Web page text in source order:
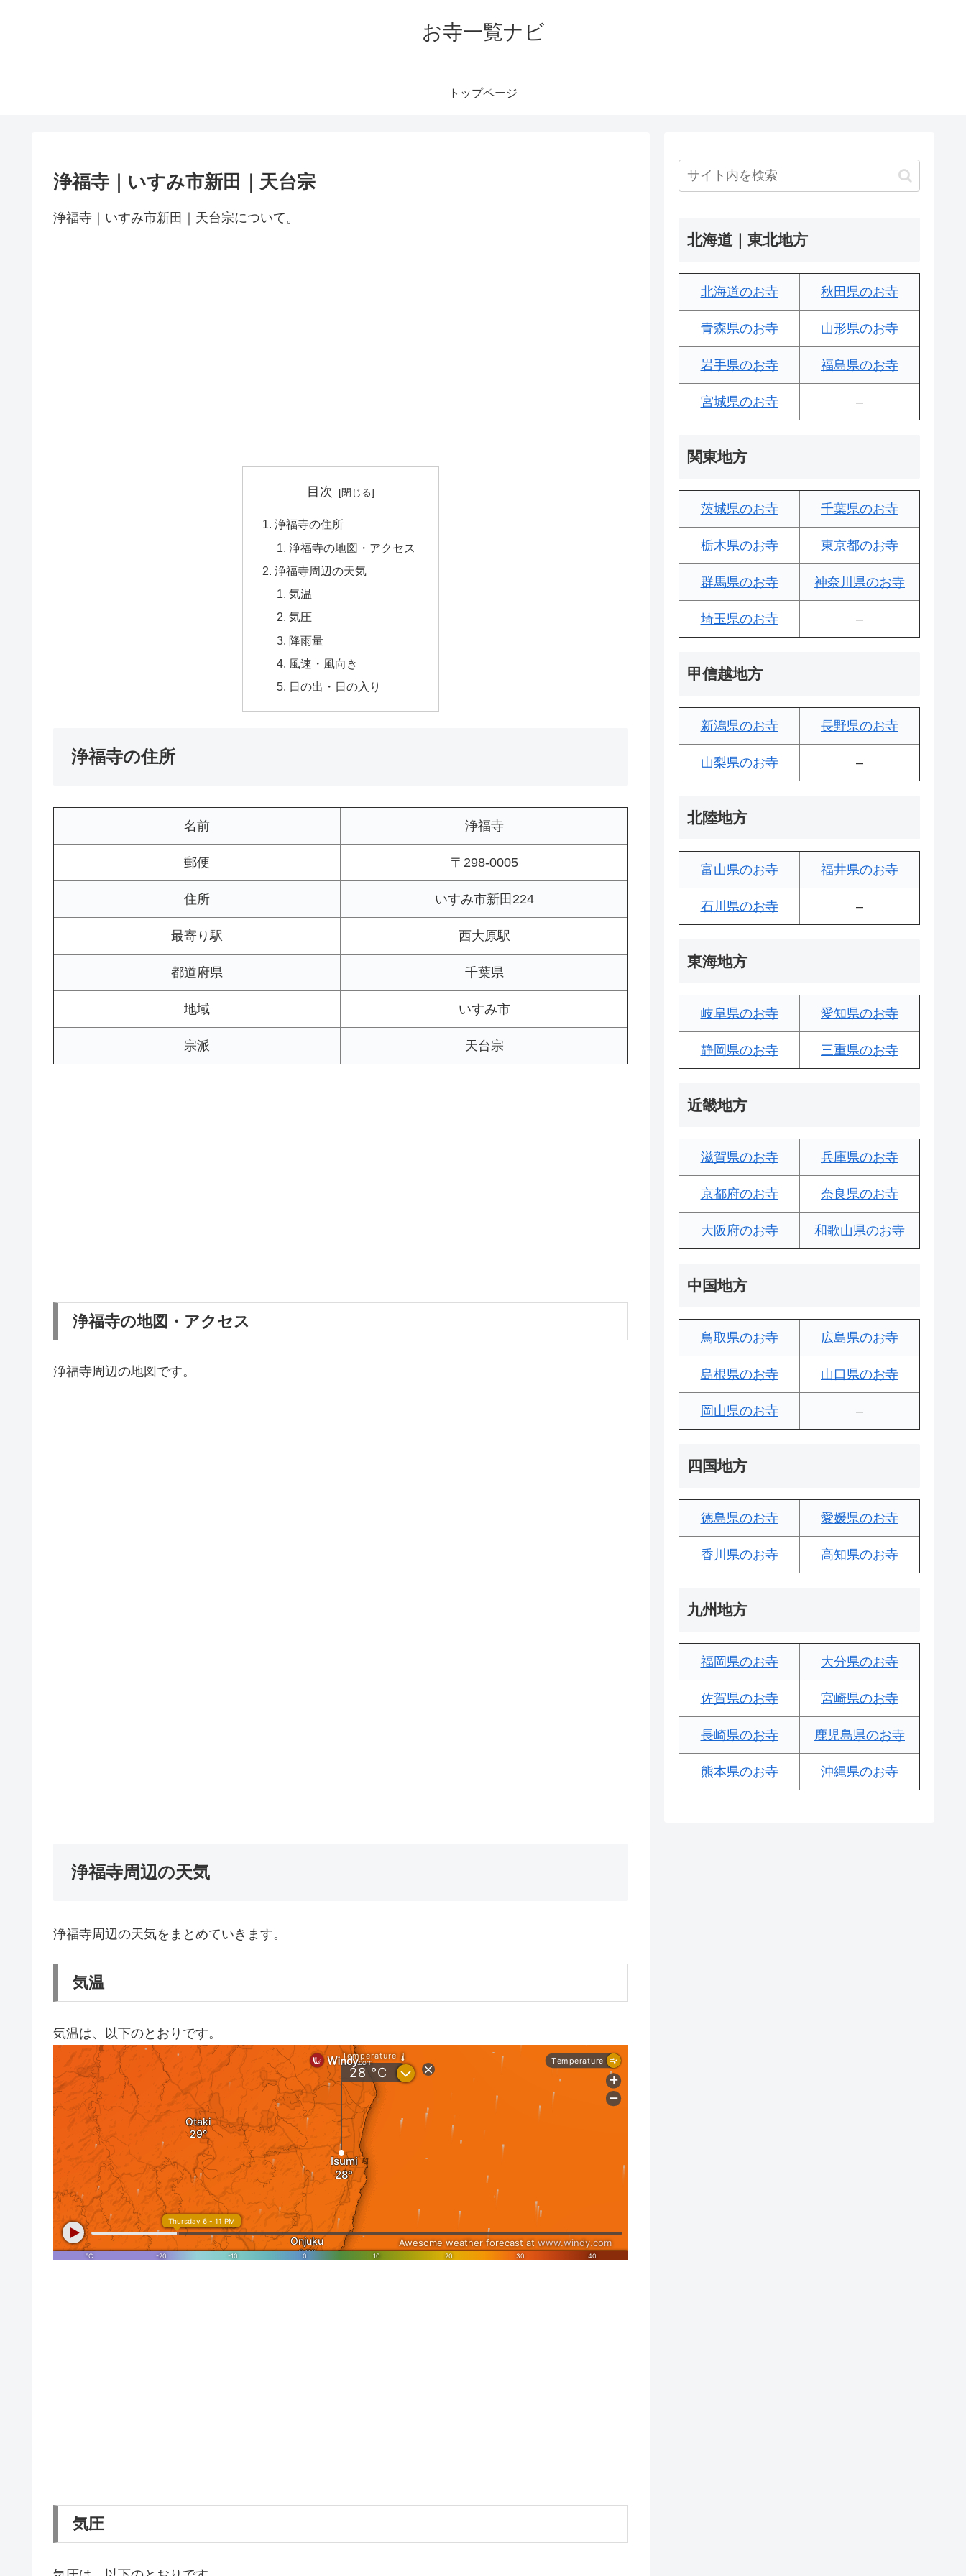
お寺一覧ナビ
トップページ
浄福寺｜いすみ市新田｜天台宗
浄福寺｜いすみ市新田｜天台宗について。
目次
浄福寺の住所
浄福寺の地図・アクセス
浄福寺周辺の天気
気温
気圧
降雨量
風速・風向き
日の出・日の入り
浄福寺の住所
名前 浄福寺
郵便 〒298-0005
住所 いすみ市新田224
最寄り駅 西大原駅
都道府県 千葉県
地域 いすみ市
宗派 天台宗
浄福寺の地図・アクセス
浄福寺周辺の地図です。
浄福寺周辺の天気
浄福寺周辺の天気をまとめていきます。
気温
気温は、以下のとおりです。
気圧
北海道｜東北地方
北海道のお寺 秋田県のお寺
青森県のお寺 山形県のお寺
岩手県のお寺 福島県のお寺
宮城県のお寺 –
関東地方
茨城県のお寺 千葉県のお寺
栃木県のお寺 東京都のお寺
群馬県のお寺 神奈川県のお寺
埼玉県のお寺 –
甲信越地方
新潟県のお寺 長野県のお寺
山梨県のお寺 –
北陸地方
富山県のお寺 福井県のお寺
石川県のお寺 –
東海地方
岐阜県のお寺 愛知県のお寺
静岡県のお寺 三重県のお寺
近畿地方
滋賀県のお寺 兵庫県のお寺
京都府のお寺 奈良県のお寺
大阪府のお寺 和歌山県のお寺
中国地方
鳥取県のお寺 広島県のお寺
島根県のお寺 山口県のお寺
岡山県のお寺 –
四国地方
徳島県のお寺 愛媛県のお寺
香川県のお寺 高知県のお寺
九州地方
福岡県のお寺 大分県のお寺
佐賀県のお寺 宮崎県のお寺
長崎県のお寺 鹿児島県のお寺
熊本県のお寺 沖縄県のお寺